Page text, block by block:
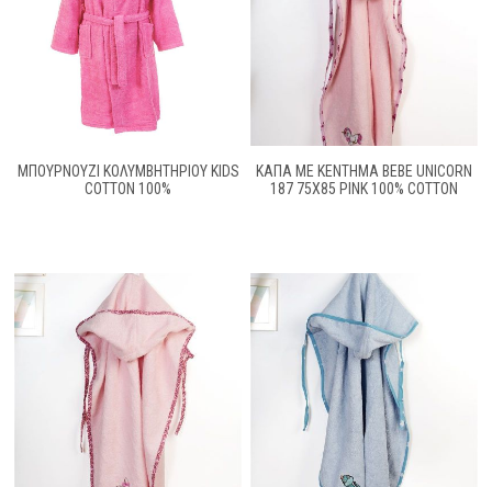
ΜΠΟΥΡΝΟΥΖΙ ΚΟΛΥΜΒΗΤΗΡΙΟΥ KIDS
COTTON 100%
ΚΆΠΑ ΜΕ ΚΈΝΤΗΜΑ BEBE UNICORN
187 75X85 PINK 100% COTTON